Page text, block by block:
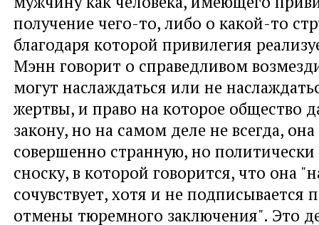
получение чего-то, либо о какой-то
благодаря которой привилегия
Мэнн говорит о справедливом
могут наслаждаться или не
жертвы, и право на которое общество
закону, но на самом деле не всегда,
совершенно странную, но
сноску, в которой говорится, что она
сочувствует, хотя и не подписывается
отмены тюремного заключения". Это